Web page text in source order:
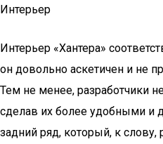
Интерьер
Интерьер «Хантера»
он довольно аскетичен и не
Тем не менее, разработчики
сделав их более удобными и
задний ряд, который, к слову,